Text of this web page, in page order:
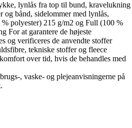
lynlås fra top til bund, kravelukning
og bånd, sidelommer med lynlås,
polyester) 215 g/m2 og Full (100 %
For at garantere de højeste
og verificeres de anvendte stoffer
tekniske stoffer og fleece
over tid, hvis de behandles med
, vaske- og plejeanvisningerne på